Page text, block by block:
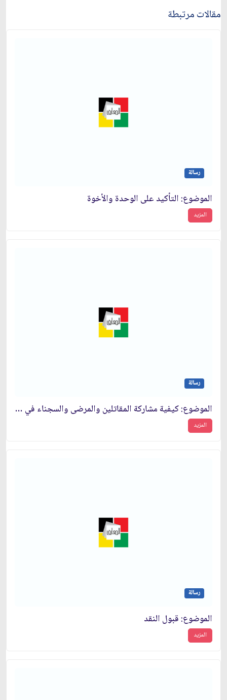
مقالات مرتبطة
رسالة
الموضوع: التأكيد على الوحدة والأخوة
المزيد
رسالة
الموضوع: كيفية مشاركة المقاتلين والمرضى والسجناء في الانتخابات‏
المزيد
رسالة
الموضوع: قبول النقد
المزيد